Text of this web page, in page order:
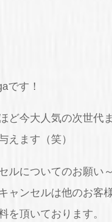
です！
ど今大人気の次世代
えます（笑）
ルについてのお願い
ャンセルは他のお客
を頂いております。